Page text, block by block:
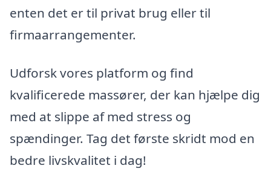
enten det er til privat brug eller til
firmaarrangementer.
Udforsk vores platform og find
kvalificerede massører, der kan hjælpe dig
med at slippe af med stress og
spændinger. Tag det første skridt mod en
bedre livskvalitet i dag!